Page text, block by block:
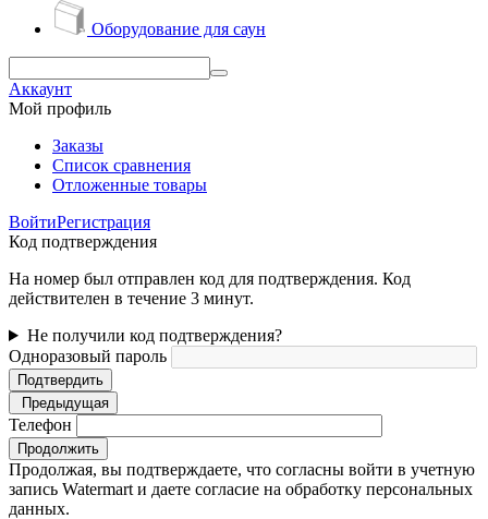
Оборудование для саун
Аккаунт
Мой профиль
Заказы
Список сравнения
Отложенные товары
ВойтиРегистрация
Код подтверждения
На номер был отправлен код для подтверждения. Код
действителен в течение 3 минут.
Не получили код подтверждения?
Одноразовый пароль
Подтвердить
Предыдущая
Телефон
Продолжить
Продолжая, вы подтверждаете, что согласны войти в учетную
запись Watermart и даете согласие на обработку персональных
данных.